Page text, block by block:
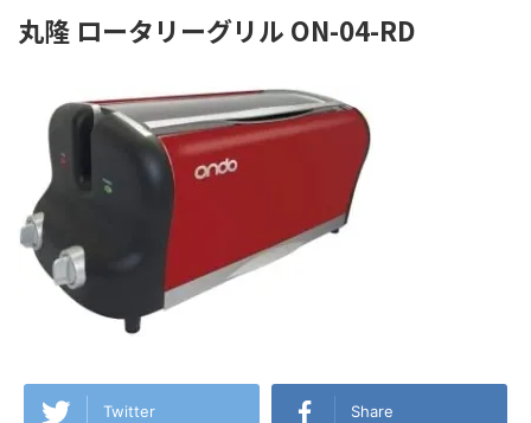
丸隆 ロータリーグリル ON-04-RD
Twitter Share